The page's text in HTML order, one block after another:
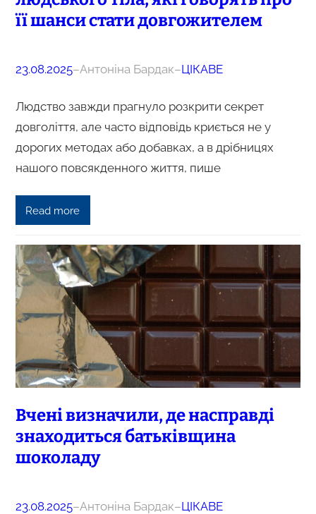
її шанси стати довгожителем
23.08.2025–Антоніна Бардак–ЦІКАВЕ
Людство завжди прагнуло розкрити секрет
довголіття, але часто відповідь криється не у
дорогих методах або добавках, а в дрібницях
нашого повсякденного життя, пише
Read more
Вчені визначили, де насправді
знаходиться батьківщина
шоколаду
23.08.2025–Антоніна Бардак–ЦІКАВЕ